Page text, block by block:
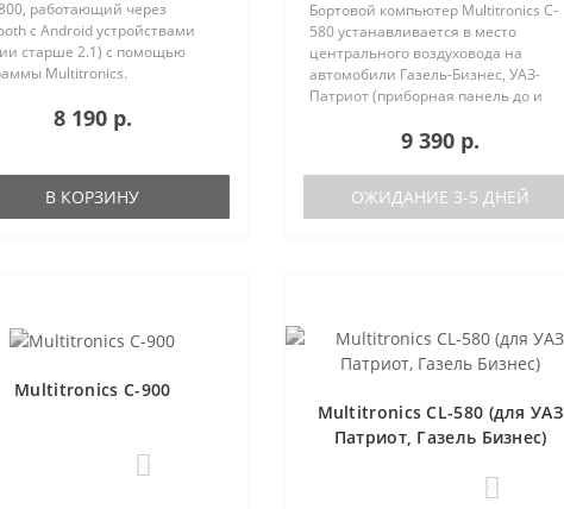
работающий через
с Android устройствами
старше 2.1) с помощью
Multitronics.
с диагностическими
Автономная работа..
8 190 р.
В КОРЗИНУ
Бортовой компьютер Multitronics C-
580 устанавливается в место
центрального воздуховода на
автомобили Газель-Бизнес, УАЗ-
Патриот (приборная панель до и
характеристики Голосовое
оповещение Поддержка двух баков
(подключ..
9 390 р.
ОЖИДАНИЕ 3-5 ДНЕЙ
Multitronics C-900
Multitronics CL-580 (для УАЗ
Патриот, Газель Бизнес)